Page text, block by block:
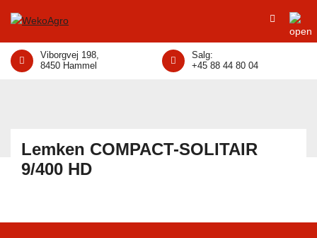
Viborgvej 198,
8450 Hammel
Salg:
+45 88 44 80 04
Lemken COMPACT-SOLITAIR
9/400 HD